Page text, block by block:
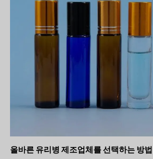
올바른 유리병 제조업체를 선택하는 방법